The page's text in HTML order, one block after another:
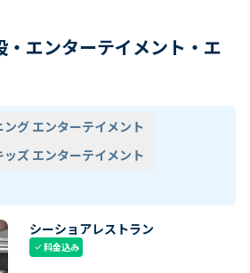
・エンターテイメント・エ
ング エンターテイメント
ッズ エンターテイメント
シーショアレストラン
check料金込み